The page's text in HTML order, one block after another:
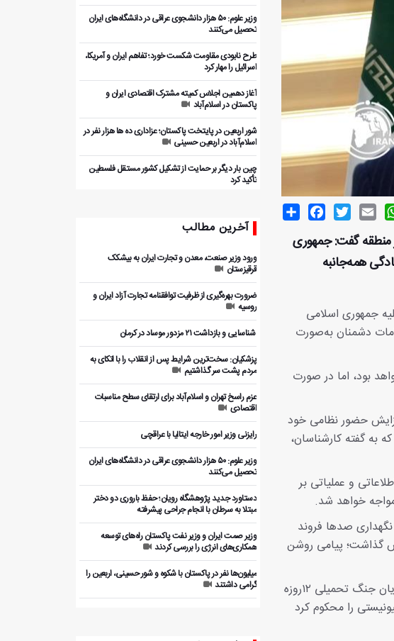
Share
FacebookTwitterEmail
منطقه گفت: جمهوری
همه‌جانبه
جمهوری اسلامی
دشمنان به‌صورت
بود، اما در صورت
حضور نظامی خود
به گفته کارشناسان،
و عملیاتی بر
خواهد شد.
صدها فروند
گذاشت؛ پیامی روشن
سفیر جمهوری اسلامی ایران در بخش دیگری از سخنان خود با قدردانی از مواضع دولت و ملت نیجریه در جریان جنگ تحمیلی ۱۲روزه
را محکوم کرد
وزیر علوم: ۵۰ هزار دانشجوی عراقی در دانشگاه‌های ایران
تحصیل می‌کنند
طرح نابودی مقاومت شکست خورد؛ تفاهم ایران و آمریکا،
اسرائیل را مهار کرد
آغاز دهمین اجلاس کمیته مشترک اقتصادی ایران و
پاکستان در اسلام‌آباد
شور اربعین در پایتخت پاکستان؛ عزاداری ده ها هزار نفر در
اسلام‌آباد در اربعین حسینی
چین بار دیگر بر حمایت از تشکیل کشور مستقل فلسطین
تأکید کرد
آخرین مطالب
ورود وزیر صنعت، معدن و تجارت ایران به بیشکک
قرقیزستان
ضرورت بهره‌گیری از ظرفیت توافقنامه تجارت آزاد ایران و
روسیه
️ شناسایی و بازداشت ۲۱ مزدور موساد در کرمان
پزشکیان: سخت‌ترین شرایط پس از انقلاب را با اتکای به
مردم پشت سر گذاشتیم
عزم راسخ تهران و اسلام‌آباد برای ارتقای سطح مناسبات
اقتصادی
رایزنی وزیر امور خارجه ایتالیا با عراقچی
وزیر علوم: ۵۰ هزار دانشجوی عراقی در دانشگاه‌های ایران
تحصیل می‌کنند
دستاورد جدید پژوهشگاه رویان؛ حفظ باروری دو دختر
مبتلا به سرطان با انجام جراحی پیشرفته
وزیر صمت ایران و وزیر نفت پاکستان راه‌های توسعه
همکاری‌های انرژی را بررسی کردند
میلیون‌ها نفر در پاکستان با شکوه و شور حسینی، اربعین را
گرامی داشتند